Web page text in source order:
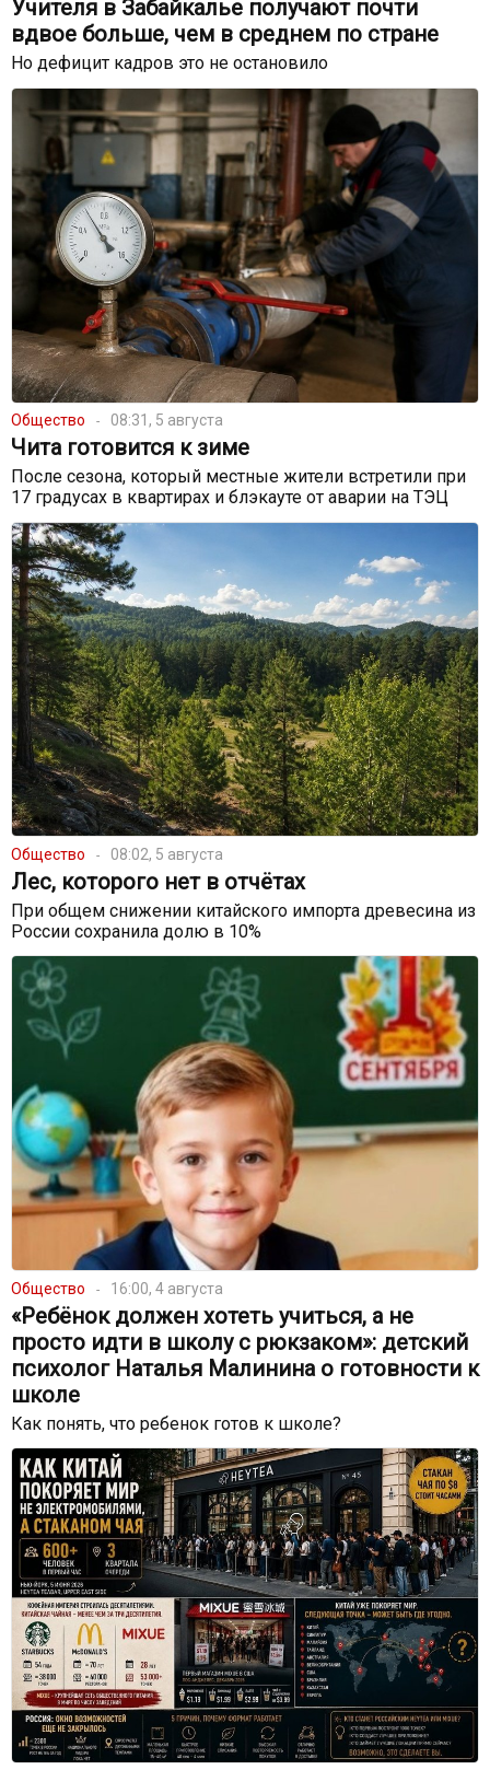
Учителя в Забайкалье получают почти
вдвое больше, чем в среднем по стране
Но дефицит кадров это не остановило
Общество 08:31, 5 августа
Чита готовится к зиме
После сезона, который местные жители встретили при
17 градусах в квартирах и блэкауте от аварии на ТЭЦ
Общество 08:02, 5 августа
Лес, которого нет в отчётах
При общем снижении китайского импорта древесина из
России сохранила долю в 10%
Общество 16:00, 4 августа
«Ребёнок должен хотеть учиться, а не
просто идти в школу с рюкзаком»: детский
психолог Наталья Малинина о готовности к
школе
Как понять, что ребенок готов к школе?